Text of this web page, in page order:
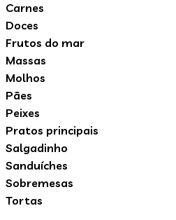
Carnes
Doces
Frutos do mar
Massas
Molhos
Pães
Peixes
Pratos principais
Salgadinho
Sanduíches
Sobremesas
Tortas